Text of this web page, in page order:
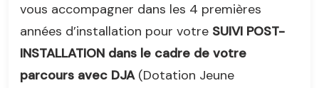
vous accompagner dans les 4 premières
années d’installation pour votre SUIVI POST-
INSTALLATION dans le cadre de votre
parcours avec DJA(Dotation Jeune